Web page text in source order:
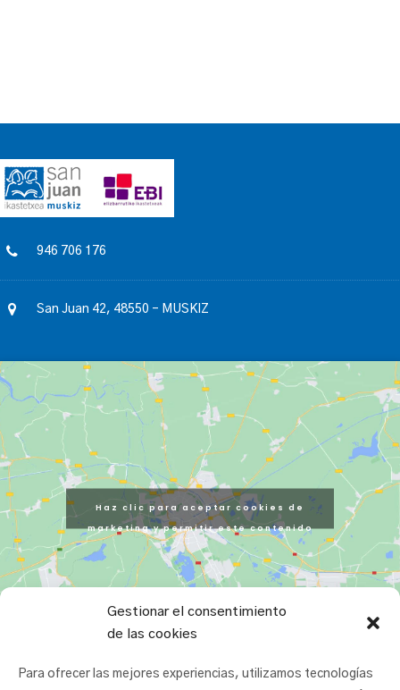
Gestionar el consentimiento
de las cookies
Para ofrecer las mejores experiencias, utilizamos tecnologías
946 706 176
San Juan 42, 48550 – MUSKIZ
Haz clic para aceptar cookies de
marketing y permitir este contenido